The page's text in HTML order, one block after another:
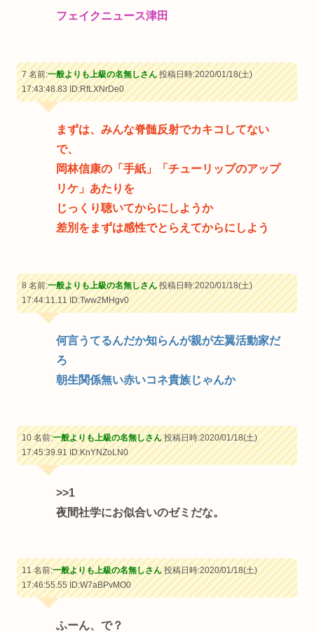
フェイクニュース津田
7 名前:一般よりも上級の名無しさん投稿日時:2020/01/18(土)
17:43:48.83ID:RfLXNrDe0
まずは、みんな脊髄反射でカキコしてない
で、
岡林信康の「手紙」「チューリップのアップ
リケ」あたりを
じっくり聴いてからにしようか
差別をまずは感性でとらえてからにしよう
8 名前:一般よりも上級の名無しさん投稿日時:2020/01/18(土)
17:44:11.11ID:Tww2MHgv0
何言うてるんだか知らんが親が左翼活動家だ
ろ
朝生関係無い赤いコネ貴族じゃんか
10 名前:一般よりも上級の名無しさん投稿日時:2020/01/18(土)
17:45:39.91ID:KnYNZoLN0
>>1
夜間社学にお似合いのゼミだな。
11 名前:一般よりも上級の名無しさん投稿日時:2020/01/18(土)
17:46:55.55ID:W7aBPvMO0
ふーん、で？